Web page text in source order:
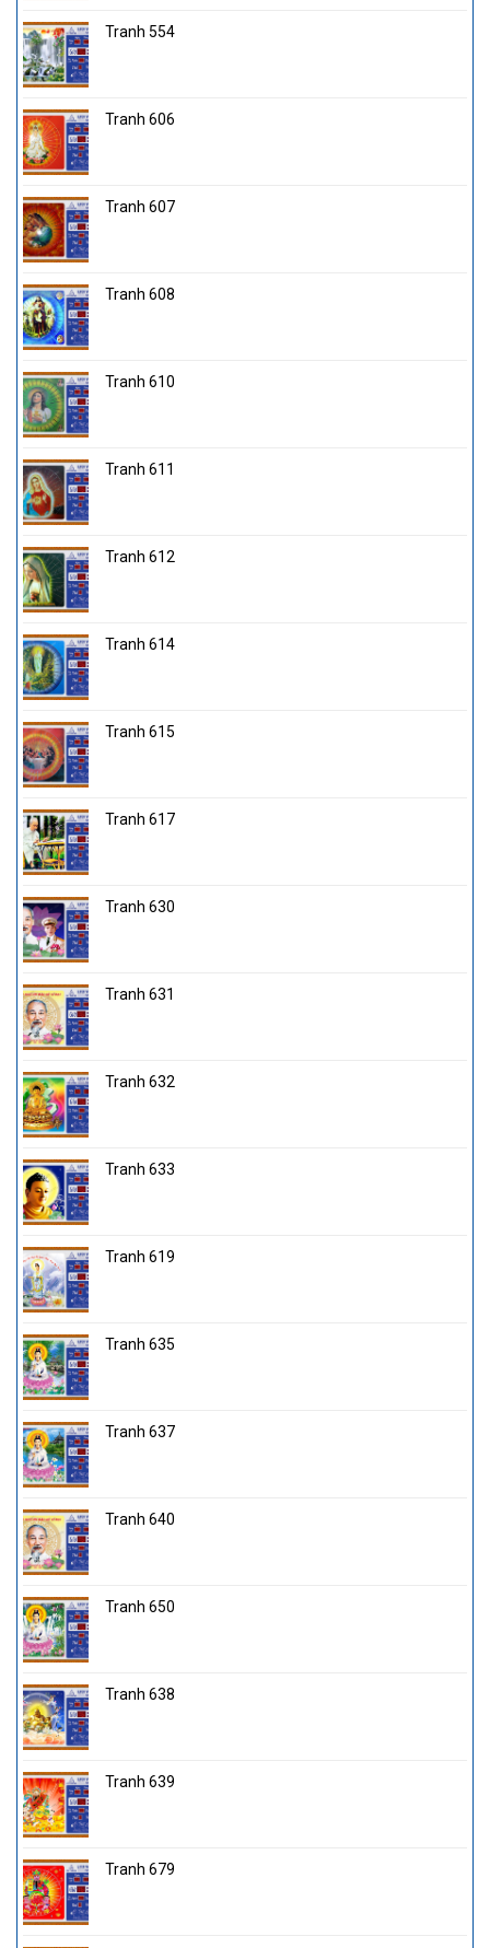
Tranh 554
Tranh 606
Tranh 607
Tranh 608
Tranh 610
Tranh 611
Tranh 612
Tranh 614
Tranh 615
Tranh 617
Tranh 630
Tranh 631
Tranh 632
Tranh 633
Tranh 619
Tranh 635
Tranh 637
Tranh 640
Tranh 650
Tranh 638
Tranh 639
Tranh 679